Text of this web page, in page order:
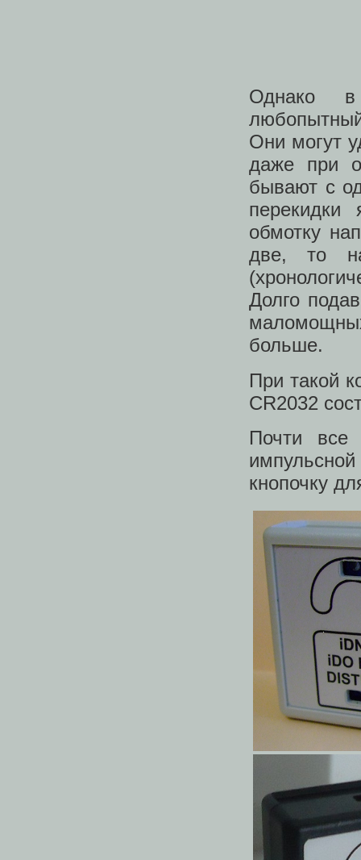
Однако в
Они могут
даже при
бывают с
обмотку
две, то
Долго
больше.
При такой
CR2032
Почти все
кнопочку